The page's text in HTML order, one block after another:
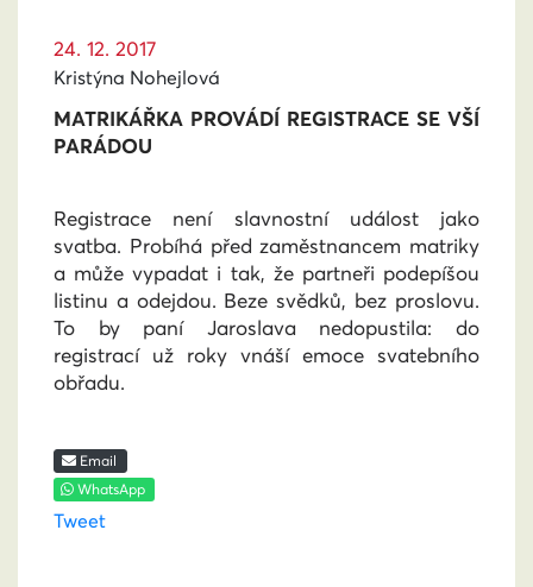
24. 12. 2017
Kristýna Nohejlová
MATRIKÁŘKA PROVÁDÍ REGISTRACE SE VŠÍ
PARÁDOU
Registrace není slavnostní událost jako
svatba. Probíhá před zaměstnancem matriky
a může vypadat i tak, že partneři podepíšou
listinu a odejdou. Beze svědků, bez proslovu.
To by paní Jaroslava nedopustila: do
registrací už roky vnáší emoce svatebního
obřadu.
Email
WhatsApp
Tweet